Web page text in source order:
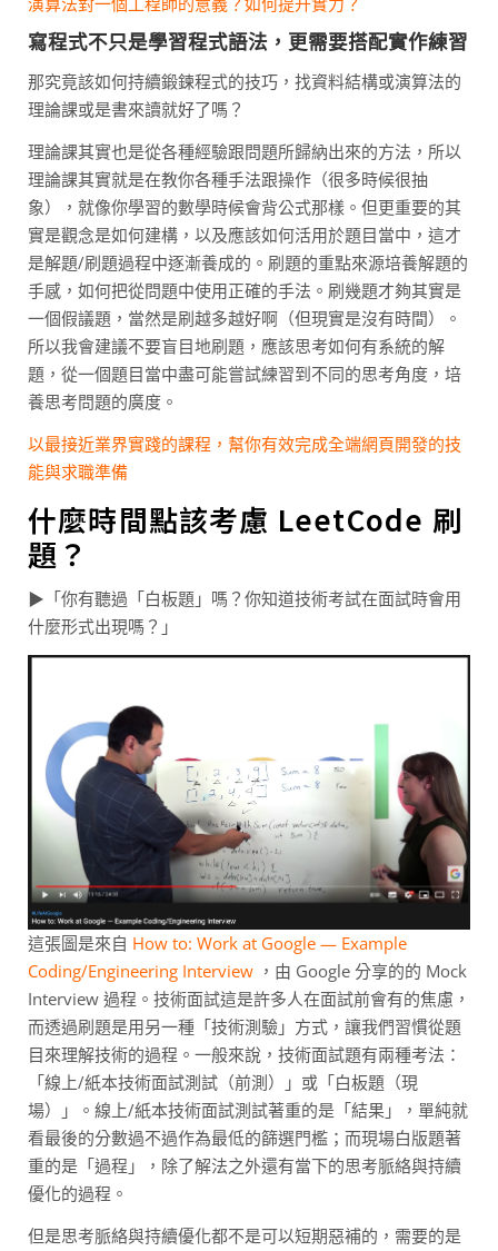
寫程式不只是學習程式語法，更需要搭配實作練習
那究竟該如何持續鍛鍊程式的技巧，找資料結構或演算法的
理論課或是書來讀就好了嗎？
理論課其實也是從各種經驗跟問題所歸納出來的方法，所以
理論課其實就是在教你各種手法跟操作（很多時候很抽
象），就像你學習的數學時候會背公式那樣。但更重要的其
實是觀念是如何建構，以及應該如何活用於題目當中，這才
是解題/刷題過程中逐漸養成的。刷題的重點來源培養解題的
手感，如何把從問題中使用正確的手法。刷幾題才夠其實是
一個假議題，當然是刷越多越好啊（但現實是沒有時間）。
所以我會建議不要盲目地刷題，應該思考如何有系統的解
題，從一個題目當中盡可能嘗試練習到不同的思考角度，培
養思考問題的廣度。
以最接近業界實踐的課程，幫你有效完成全端網頁開發的技
能與求職準備
什麼時間點該考慮 LeetCode 刷
題？
▶「你有聽過「白板題」嗎？你知道技術考試在面試時會用
什麼形式出現嗎？」
這張圖是來自 How to: Work at Google — Example
Coding/Engineering Interview ，由 Google 分享的的 Mock
Interview 過程。技術面試這是許多人在面試前會有的焦慮，
而透過刷題是用另一種「技術測驗」方式，讓我們習慣從題
目來理解技術的過程。一般來說，技術面試題有兩種考法：
「線上/紙本技術面試測試（前測）」或「白板題（現
場）」。線上/紙本技術面試測試著重的是「結果」，單純就
看最後的分數過不過作為最低的篩選門檻；而現場白版題著
重的是「過程」，除了解法之外還有當下的思考脈絡與持續
優化的過程。
但是思考脈絡與持續優化都不是可以短期惡補的，需要的是